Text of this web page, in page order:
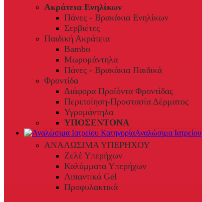
Ακράτεια Ενηλίκων
Πάνες - Βρακάκια Ενηλίκων
Σερβιέτες
Παιδική Ακράτεια
Bambo
Μωρομάντηλα
Πάνες - Βρακάκια Παιδικά
Φροντίδα
Διάφορα Προϊόντα Φροντίδας
Περιποίηση-Προστασία Δέρματος
Υγρομάντηλα
ΥΠΟΣΕΝΤΟΝΑ
Αναλώσιμα Ιατρείου
ΑΝΑΛΩΣΙΜΑ ΥΠΕΡΗΧΟΥ
Ζελέ Υπερήχων
Καλύμματα Υπερήχων
Λιπαντικά Gel
Προφυλακτικά